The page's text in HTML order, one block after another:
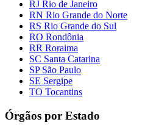
RJ Rio de Janeiro
RN Rio Grande do Norte
RS Rio Grande do Sul
RO Rondônia
RR Roraima
SC Santa Catarina
SP São Paulo
SE Sergipe
TO Tocantins
Órgãos por Estado